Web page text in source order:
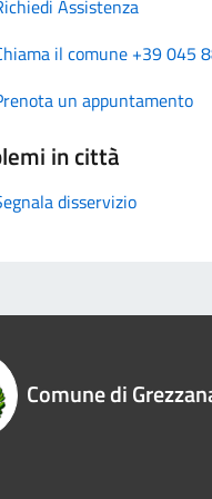
Assistenza
il comune +39 045
un appuntamento
in città
disservizio
Comune di